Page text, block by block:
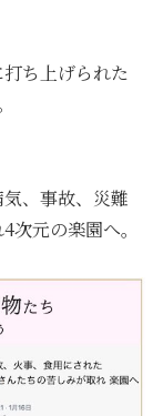
ち上げられた
、事故、災難
元の楽園へ。